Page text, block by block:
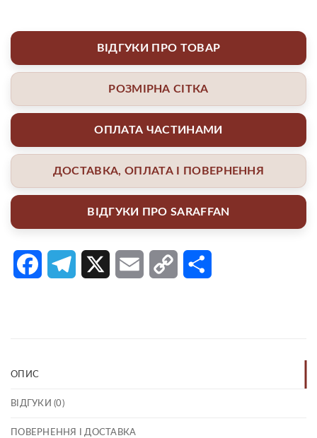
ВІДГУКИ ПРО ТОВАР
РОЗМІРНА СІТКА
ОПЛАТА ЧАСТИНАМИ
ДОСТАВКА, ОПЛАТА І ПОВЕРНЕННЯ
ВІДГУКИ ПРО SARAFFAN
FacebookTelegram Email Copy
ОПИС
ВІДГУКИ (0)
ПОВЕРНЕННЯ І ДОСТАВКА